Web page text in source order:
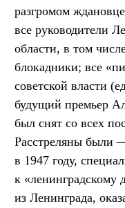
разгромом
все руководители
области, в том
блокадники; все
советской власти
будущий премьер
был снят со всех
Расстреляны были
в 1947 году,
к
из Ленинграда,